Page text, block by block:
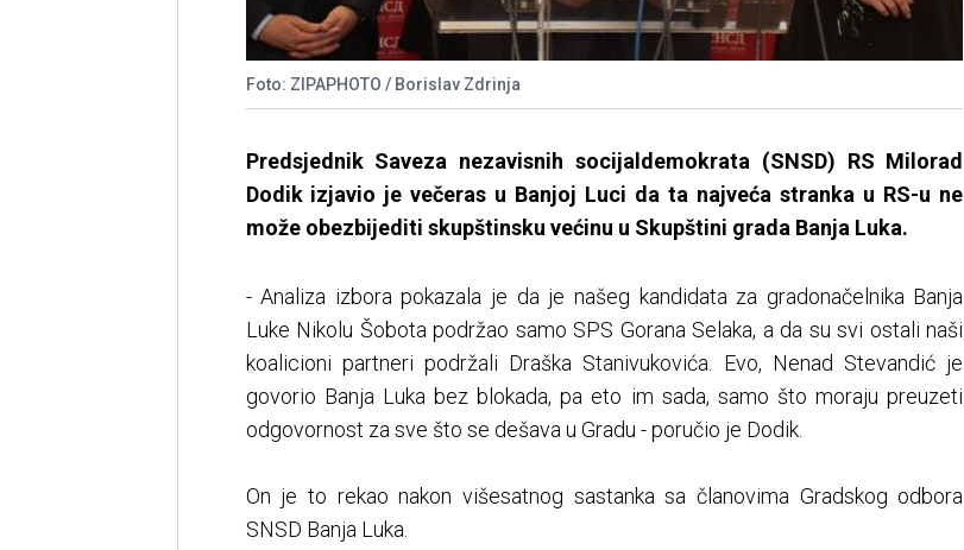
Foto: ZIPAPHOTO / Borislav Zdrinja
Predsjednik Saveza nezavisnih socijaldemokrata (SNSD) RS Milorad
Dodik izjavio je večeras u Banjoj Luci da ta najveća stranka u RS-u ne
može obezbijediti skupštinsku većinu u Skupštini grada Banja Luka.
- Analiza izbora pokazala je da je našeg kandidata za gradonačelnika Banja
Luke Nikolu Šobota podržao samo SPS Gorana Selaka, a da su svi ostali naši
koalicioni partneri podržali Draška Stanivukovića. Evo, Nenad Stevandić je
govorio Banja Luka bez blokada, pa eto im sada, samo što moraju preuzeti
odgovornost za sve što se dešava u Gradu - poručio je Dodik.
On je to rekao nakon višesatnog sastanka sa članovima Gradskog odbora
SNSD Banja Luka.